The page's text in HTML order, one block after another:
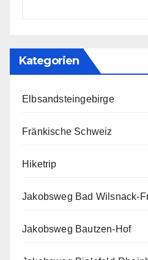
Kategorien
Elbsandsteingebirge
Fränkische Schweiz
Hiketrip
Jakobsweg Bad Wilsnack-
Jakobsweg Bautzen-Hof